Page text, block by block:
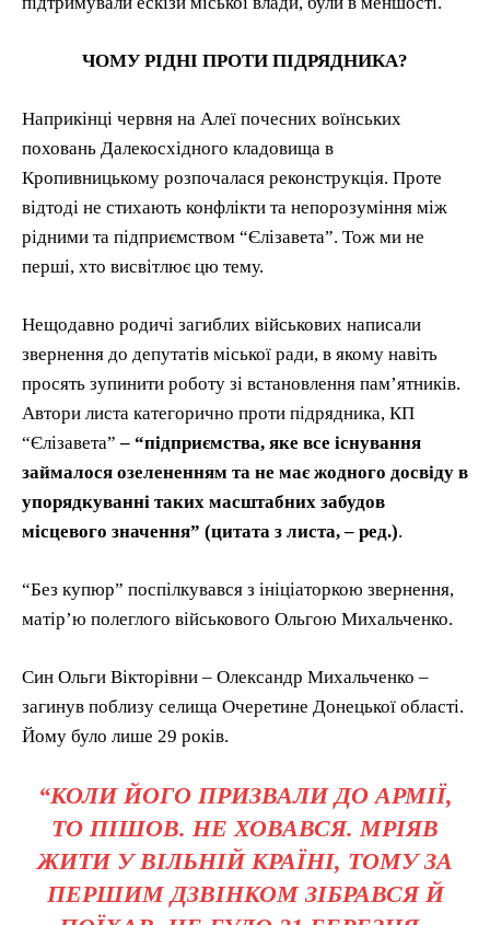
ЧОМУ РІДНІ ПРОТИ ПІДРЯДНИКА?
Наприкінці червня на Алеї почесних воїнських
поховань Далекосхідного кладовища в
Кропивницькому розпочалася реконструкція. Проте
відтоді не стихають конфлікти та непорозуміння між
рідними та підприємством “Єлізавета”. Тож ми не
перші, хто висвітлює цю тему.
Нещодавно родичі загиблих військових написали
звернення до депутатів міської ради, в якому навіть
просять зупинити роботу зі встановлення пам’ятників.
Автори листа категорично проти підрядника, КП
“Єлізавета” – “підприємства, яке все існування
займалося озелененням та не має жодного досвіду в
упорядкуванні таких масштабних забудов
місцевого значення” (цитата з листа, – ред.).
“Без купюр” поспілкувався з ініціаторкою звернення,
матір’ю полеглого військового Ольгою Михальченко.
Син Ольги Вікторівни – Олександр Михальченко –
загинув поблизу селища Очеретине Донецької області.
Йому було лише 29 років.
“КОЛИ ЙОГО ПРИЗВАЛИ ДО АРМІЇ,
ТО ПІШОВ. НЕ ХОВАВСЯ. МРІЯВ
ЖИТИ У ВІЛЬНІЙ КРАЇНІ, ТОМУ ЗА
ПЕРШИМ ДЗВІНКОМ ЗІБРАВСЯ Й